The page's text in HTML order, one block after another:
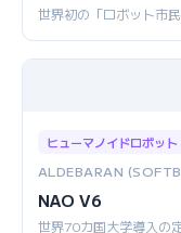
世界初の「ロボット市
ヒューマノイドロボット
ALDEBARAN
NAO V6
世界70カ国大学導入の